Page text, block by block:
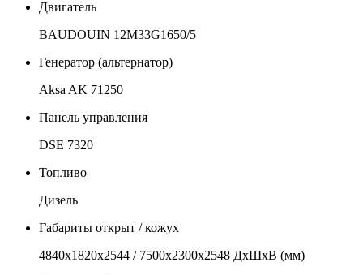
Двигатель
BAUDOUIN 12M33G1650/5
Генератор (альтернатор)
Aksa AK 71250
Панель управления
DSE 7320
Топливо
Дизель
Габариты открыт / кожух
4840х1820х2544 / 7500х2300х2548 ДхШхВ (мм)